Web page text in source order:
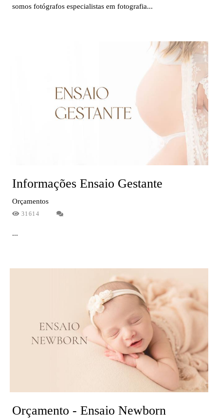
somos fotógrafos especialistas em fotografia...
Informações Ensaio Gestante
Orçamentos
31614
...
Orçamento - Ensaio Newborn